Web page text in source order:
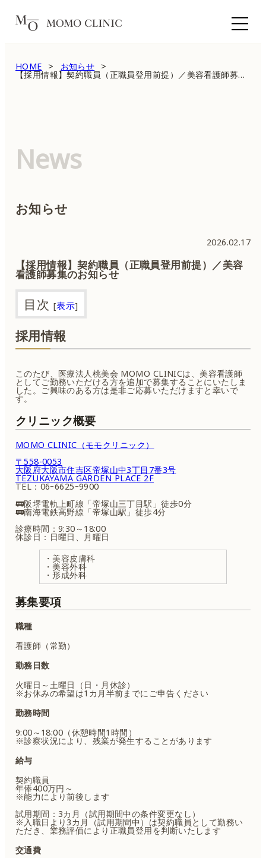
HOME お知らせ
【採用情報】契約職員（正職員登用前提）／美容看護師募集のお知らせ
News
お知らせ
2026.02.17
【採用情報】契約職員（正職員登用前提）／美容
看護師募集のお知らせ
目次 [表示]
採用情報
このたび、医療法人桃美会 MOMO CLINICは、美容看護師
としてご勤務いただける方を追加で募集することにいたしま
した。ご興味のある方は是非ご応募いただけますと幸いで
す。
クリニック概要
MOMO CLINIC（モモクリニック）
〒558-0053
大阪府大阪市住吉区帝塚山中3丁目7番3号
TEZUKAYAMA GARDEN PLACE 2F
TEL：06ｰ6625ｰ9900
🚃阪堺電軌上町線「帝塚山三丁目駅」徒歩0分
🚃南海電鉄高野線「帝塚山駅」徒歩4分
診療時間：9:30～18:00
休診日：日曜日、月曜日
・美容皮膚科
・美容外科
・形成外科
募集要項
職種
看護師（常勤）
勤務日数
火曜日～土曜日（日・月休診）
※お休みの希望は1カ月半前までにご申告ください
勤務時間
9:00～18:00（休憩時間1時間）
※診察状況により、残業が発生することがあります
給与
契約職員
年俸400万円～
※能力により前後します
試用期間：3カ月（試用期間中の条件変更なし）
※入職日より3カ月（試用期間中）は契約職員として勤務い
ただき、業務評価により正職員登用を判断いたします
交通費